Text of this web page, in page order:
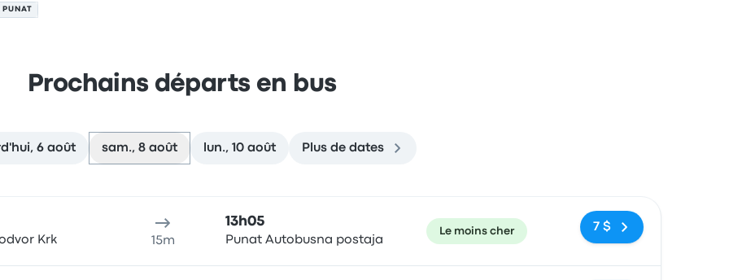
PUNAT
Prochains départs en bus
6 août sam., 8 août lun., 10 août Plus de dates
Krk 15m
13h05
Punat Autobusna postaja
Le moins cher 7 $